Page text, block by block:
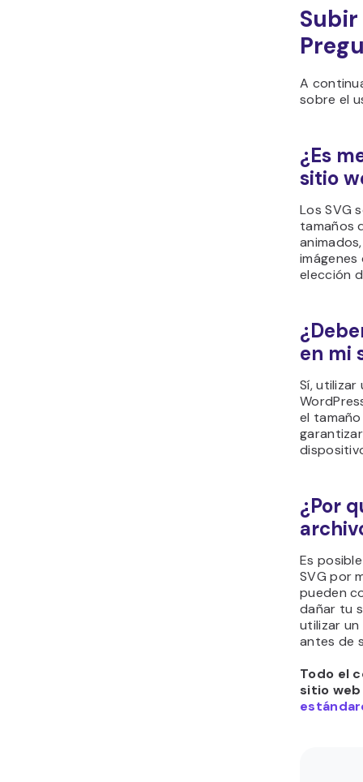
Subir
A
sobre el
¿Es
sitio
Los SVG
tamaños
elección
en mi
Sí,
el
¿Por
Es
SVG por
pueden
dañar tu
utilizar un
antes de
Todo el
sitio